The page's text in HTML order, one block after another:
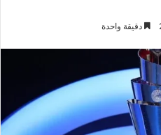
دقيقة واحدة